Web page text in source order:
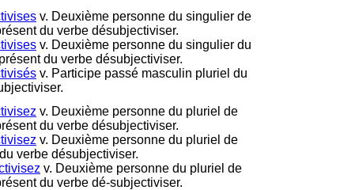
v. Deuxième personne du singulier de
du verbe désubjectiviser.
v. Deuxième personne du singulier du
du verbe désubjectiviser.
v. Participe passé masculin pluriel du
v. Deuxième personne du pluriel de
du verbe désubjectiviser.
v. Deuxième personne du pluriel de
du verbe désubjectiviser.
v. Deuxième personne du pluriel de
du verbe dé-subjectiviser.